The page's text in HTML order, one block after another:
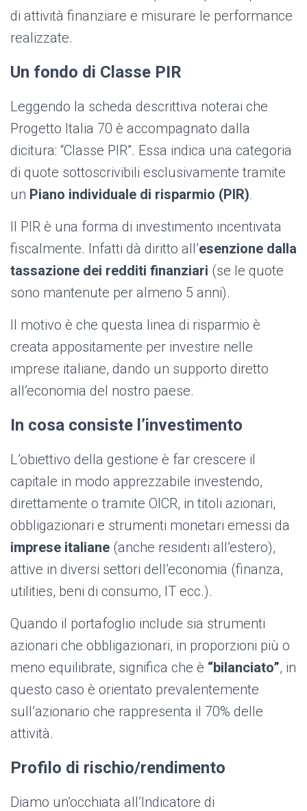
di attività finanziare e misurare le performance
realizzate.
Un fondo di Classe PIR
Leggendo la scheda descrittiva noterai che
Progetto Italia 70 è accompagnato dalla
dicitura: “Classe PIR”. Essa indica una categoria
di quote sottoscrivibili esclusivamente tramite
un Piano individuale di risparmio (PIR).
Il PIR è una forma di investimento incentivata
fiscalmente. Infatti dà diritto all’esenzione dalla
tassazione dei redditi finanziari (se le quote
sono mantenute per almeno 5 anni).
Il motivo è che questa linea di risparmio è
creata appositamente per investire nelle
imprese italiane, dando un supporto diretto
all’economia del nostro paese.
In cosa consiste l’investimento
L’obiettivo della gestione è far crescere il
capitale in modo apprezzabile investendo,
direttamente o tramite OICR, in titoli azionari,
obbligazionari e strumenti monetari emessi da
imprese italiane (anche residenti all’estero),
attive in diversi settori dell’economia (finanza,
utilities, beni di consumo, IT ecc.).
Quando il portafoglio include sia strumenti
azionari che obbligazionari, in proporzioni più o
meno equilibrate, significa che è “bilanciato”, in
questo caso è orientato prevalentemente
sull’azionario che rappresenta il 70% delle
attività.
Profilo di rischio/rendimento
Diamo un’occhiata all’Indicatore di